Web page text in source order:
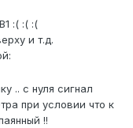
:( :( :(
и т.д.
.. с нуля сигнал
при условии что к
!!